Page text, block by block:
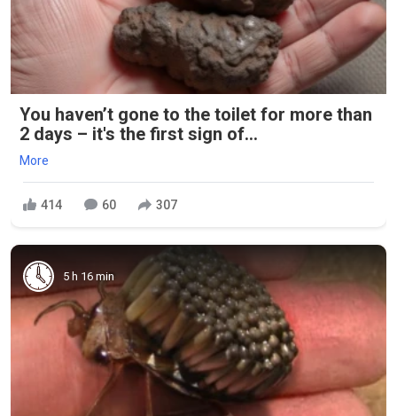
You haven’t gone to the toilet for more than
2 days – it's the first sign of...
More
414 60 307
5 h 16 min